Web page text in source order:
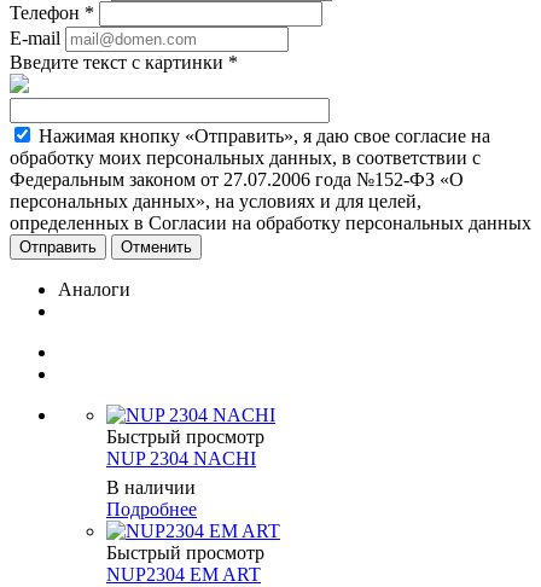
Телефон *
E-mail
Введите текст с картинки *
Нажимая кнопку «Отправить», я даю свое согласие на
обработку моих персональных данных, в соответствии с
Федеральным законом от 27.07.2006 года №152-ФЗ «О
персональных данных», на условиях и для целей,
определенных в Согласии на обработку персональных данных
Отменить
Аналоги
Быстрый просмотр
NUP 2304 NACHI
В наличии
Подробнее
Быстрый просмотр
NUP2304 EM ART